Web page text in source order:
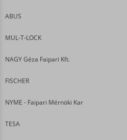
ABUS
MUL-T-LOCK
NAGY Géza Faipari Kft.
FISCHER
NYME - Faipari Mérnöki Kar
TESA